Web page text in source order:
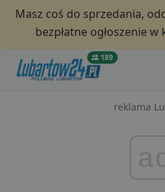
Masz coś do sprzedania,
bezpłatne ogłoszenie w
189
reklama